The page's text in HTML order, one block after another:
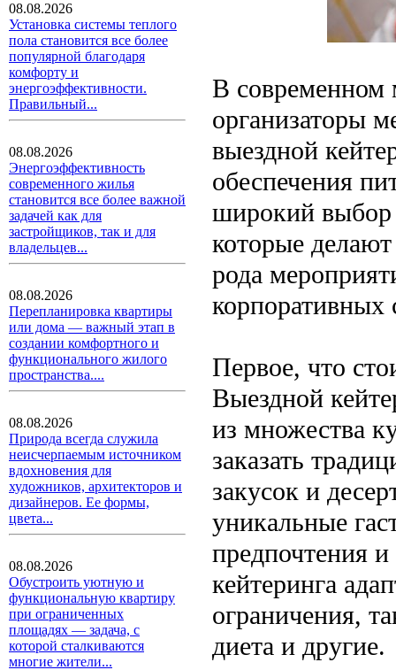
08.08.2026
Установка системы теплого
пола становится все более
популярной благодаря
комфорту и
энергоэффективности.
Правильный...
08.08.2026
Энергоэффективность
современного жилья
становится все более важной
задачей как для
застройщиков, так и для
владельцев...
08.08.2026
Перепланировка квартиры
или дома — важный этап в
создании комфортного и
функционального жилого
пространства....
08.08.2026
Природа всегда служила
неисчерпаемым источником
вдохновения для
художников, архитекторов и
дизайнеров. Ее формы,
цвета...
08.08.2026
Обустроить уютную и
функциональную квартиру
при ограниченных
площадях — задача, с
которой сталкиваются
многие жители...
В современном
организаторы
выездной
обеспечения
широкий
которые
рода
корпоративных
Первое, что
Выездной
из множества
заказать
закусок и
уникальные
предпочтения
кейтеринга
ограничения,
диета и другие.